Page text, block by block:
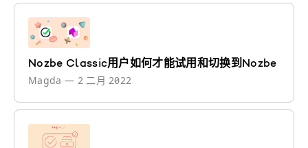
Nozbe Classic用户如何才能试用和切换到Nozbe
Magda — 2 二月 2022